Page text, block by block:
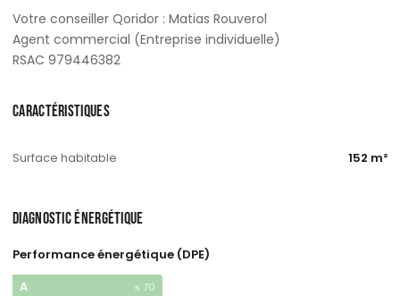
Votre conseiller Qoridor : Matias Rouverol
Agent commercial (Entreprise individuelle)
RSAC 979446382
CARACTÉRISTIQUES
Surface habitable 152 m²
DIAGNOSTIC ÉNERGÉTIQUE
Performance énergétique (DPE)
A
≤ 70